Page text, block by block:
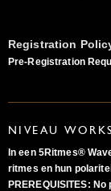
Registration
Pre-Registration
NIVEAU
In een 5Ritmes®
ritmes en hun
PREREQUISITES: No